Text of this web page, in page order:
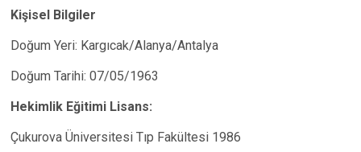
Gazipaşa
Demre
Kaş
Kemer
Kişisel Bilgiler
Doğum Yeri: Kargıcak/Alanya/Antalya
Doğum Tarihi: 07/05/1963
Hekimlik Eğitimi Lisans:
Çukurova Üniversitesi Tıp Fakültesi 1986